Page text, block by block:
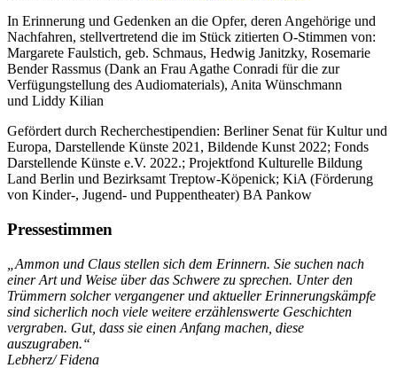
In Erinnerung und Gedenken an die Opfer, deren Angehörige und
Nachfahren, stellvertretend die im Stück zitierten O-Stimmen von:
Margarete Faulstich, geb. Schmaus, Hedwig Janitzky, Rosemarie
Bender Rassmus (Dank an Frau Agathe Conradi für die zur
Verfügungstellung des Audiomaterials), Anita Wünschmann
und Liddy Kilian
Gefördert durch Recherchestipendien: Berliner Senat für Kultur und
Europa, Darstellende Künste 2021, Bildende Kunst 2022; Fonds
Darstellende Künste e.V. 2022.; Projektfond Kulturelle Bildung
Land Berlin und Bezirksamt Treptow-Köpenick; KiA (Förderung
von Kinder-, Jugend- und Puppentheater) BA Pankow
Pressestimmen
„Ammon und Claus stellen sich dem Erinnern. Sie suchen nach
einer Art und Weise über das Schwere zu sprechen. Unter den
Trümmern solcher vergangener und aktueller Erinnerungskämpfe
sind sicherlich noch viele weitere erzählenswerte Geschichten
vergraben. Gut, dass sie einen Anfang machen, diese
auszugraben.“
Lebherz/ Fidena